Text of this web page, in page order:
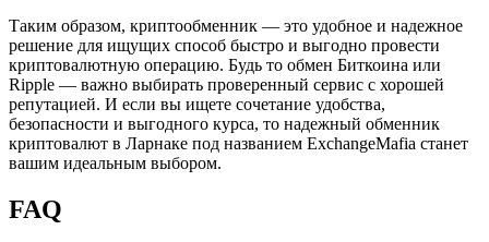
Таким образом, криптообменник — это удобное и надежное
решение для ищущих способ быстро и выгодно провести
криптовалютную операцию. Будь то обмен Биткоина или
Ripple — важно выбирать проверенный сервис с хорошей
репутацией. И если вы ищете сочетание удобства,
безопасности и выгодного курса, то надежный обменник
криптовалют в Ларнаке под названием ExchangeMafia станет
вашим идеальным выбором.
FAQ